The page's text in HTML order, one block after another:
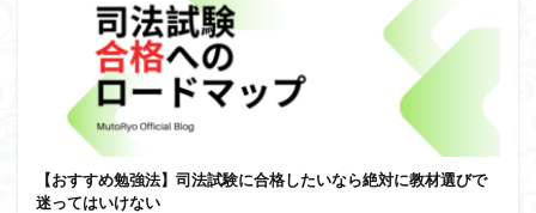
【おすすめ勉強法】司法試験に合格したいなら絶対に教材選びで
迷ってはいけない